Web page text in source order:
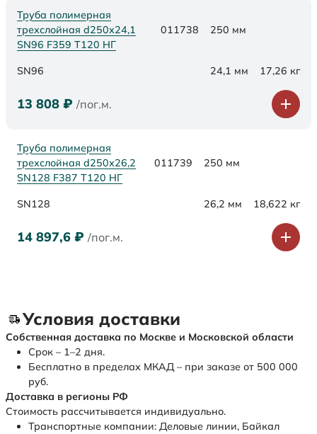
Труба полимерная
трехслойная d250х24,1
SN96 F359 Т120 НГ
011738 250 мм
SN96 24,1 мм 17,26 кг
13 808 ₽ /пог.м.
Труба полимерная
трехслойная d250х26,2
SN128 F387 Т120 НГ
011739 250 мм
SN128 26,2 мм 18,622 кг
14 897,6 ₽ /пог.м.
Условия доставки
Собственная доставка по Москве и Московской области
Срок – 1–2 дня.
Бесплатно в пределах МКАД – при заказе от 500 000
руб.
Доставка в регионы РФ
Стоимость рассчитывается индивидуально.
Транспортные компании: Деловые линии, Байкал